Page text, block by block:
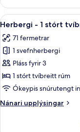
-
reyklaust
-
Skoða
allar
myndir
fyrir
Herbergi
-
1
tvíbreitt
7
Herbergi - 1 stórt
71 fermetrar
1 svefnherbergi
Pláss fyrir 3
1 stórt tvíbreitt rúm
Ókeypis snúrutengt
Nánari upplýsingar
Nánari